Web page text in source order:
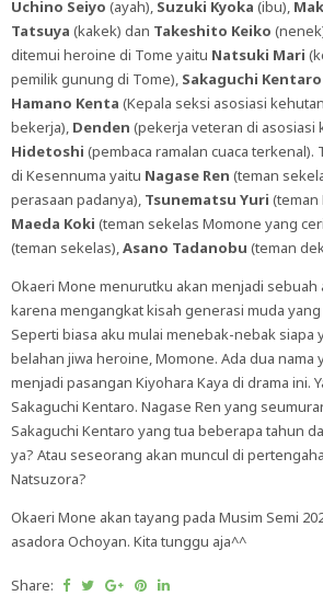
Uchino Seiyo (ayah), Suzuki Kyoka (ibu),
Tatsuya (kakek) dan Takeshito Keiko
ditemui heroine di Tome yaitu Natsuki Mari
pemilik gunung di Tome), Sakaguchi Kentaro
Hamano Kenta (Kepala seksi asosiasi
bekerja), Denden (pekerja veteran di asosiasi
Hidetoshi (pembaca ramalan cuaca
di Kesennuma yaitu Nagase Ren (teman
perasaan padanya), Tsunematsu Yuri (teman
Maeda Koki (teman sekelas Momone yang
(teman sekelas),Asano Tadanobu (teman
Okaeri Mone menurutku akan menjadi
karena mengangkat kisah generasi muda yang
Seperti biasa aku mulai menebak-nebak siapa
belahan jiwa heroine, Momone. Ada dua nama
menjadi pasangan Kiyohara Kaya di drama ini.
Sakaguchi Kentaro. Nagase Ren yang
Sakaguchi Kentaro yang tua beberapa tahun
ya? Atau seseorang akan muncul di
Natsuzora?
Okaeri Mone akan tayang pada Musim Semi
asadora Ochoyan. Kita tunggu aja^^
Share: